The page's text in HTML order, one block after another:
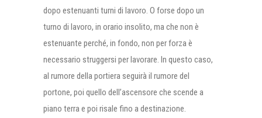
dopo estenuanti turni di lavoro. O forse dopo un
turno di lavoro, in orario insolito, ma che non è
estenuante perché, in fondo, non per forza è
necessario struggersi per lavorare. In questo caso,
al rumore della portiera seguirà il rumore del
portone, poi quello dell’ascensore che scende a
piano terra e poi risale fino a destinazione.